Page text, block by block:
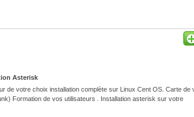
Asterisk
de votre choix installation complète sur Linux Cent OS. Carte de
Formation de vos utilisateurs . Installation asterisk sur votre